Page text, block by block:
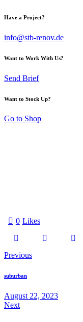
Have a Project?
info@stb-renov.de
Want to Work With Us?
Send Brief
Want to Stock Up?
Go to Shop
0 Likes
Previous
suburban
August 22, 2023
Next